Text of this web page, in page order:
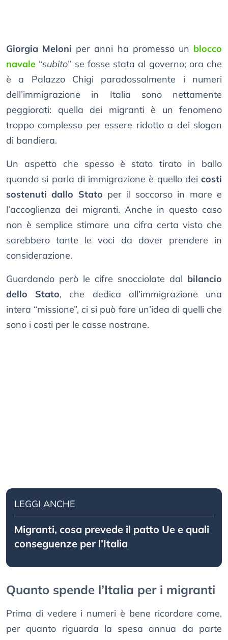
Giorgia Meloni per anni ha promesso un blocco
navale “subito” se fosse stata al governo; ora che
è a Palazzo Chigi paradossalmente i numeri
dell’immigrazione in Italia sono nettamente
peggiorati: quella dei migranti è un fenomeno
troppo complesso per essere ridotto a dei slogan
di bandiera.
Un aspetto che spesso è stato tirato in ballo
quando si parla di immigrazione è quello dei costi
sostenuti dallo Stato per il soccorso in mare e
l’accoglienza dei migranti. Anche in questo caso
non è semplice stimare una cifra certa visto che
sarebbero tante le voci da dover prendere in
considerazione.
Guardando però le cifre snocciolate dal bilancio
dello Stato, che dedica all’immigrazione una
intera “missione”, ci si può fare un’idea di quelli che
sono i costi per le casse nostrane.
LEGGI ANCHE
Migranti, cosa prevede il patto Ue e quali
conseguenze per l’Italia
Quanto spende l’Italia per i migranti
Prima di vedere i numeri è bene ricordare come,
per quanto riguarda la spesa annua da parte